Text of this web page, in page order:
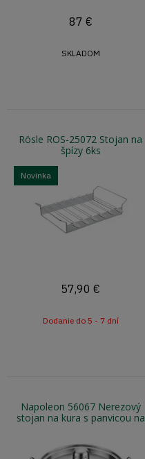
87 €
SKLADOM
Rösle ROS-25072 Stojan na
špízy 6ks
Novinka
57,90 €
Dodanie do 5 - 7 dní
Napoleon 56067 Nerezový
stojan na kura s panvicou na
zeleninu